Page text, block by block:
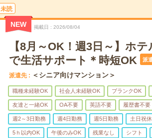
未読
NEW 掲載日 2026/08/04
【8月～OK！週3日～】ホ
で生活サポート＊時短OK
派
派遣先 ＜シニア向けマンション＞
職種未経験OK 社会人未経験OK ブランクOK
友達と一緒OK OA不要 英語不要 履歴書不要
週2～3日勤務 週4日勤務 週5日勤務 土日祝休
5ｈ以内OK 午後のみOK 残業なし シフト